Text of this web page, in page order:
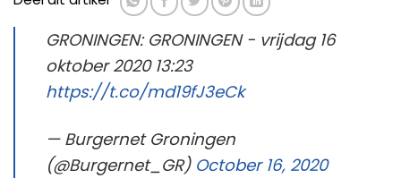
GRONINGEN: GRONINGEN - vrijdag 16
oktober 2020 13:23
https://t.co/md19fJ3eCk
— Burgernet Groningen
(@Burgernet_GR) October 16, 2020